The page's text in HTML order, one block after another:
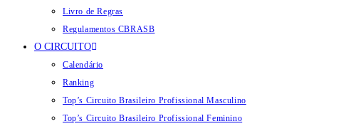
Livro de Regras
Regulamentos CBRASB
O CIRCUITO
Calendário
Ranking
Top’s Circuito Brasileiro Profissional Masculino
Top’s Circuito Brasileiro Profissional Feminino